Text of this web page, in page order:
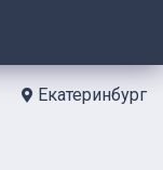
Екатеринбург